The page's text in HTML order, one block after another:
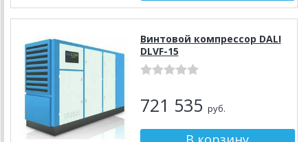
Винтовой компрессор DALI
DLVF-15
721 535 руб.